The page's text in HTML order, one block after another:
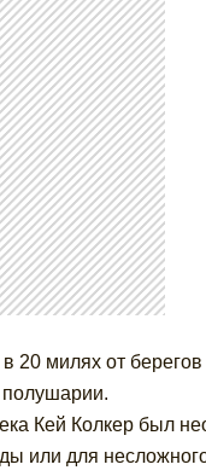
20 милях от
Кей Колкер был
или для